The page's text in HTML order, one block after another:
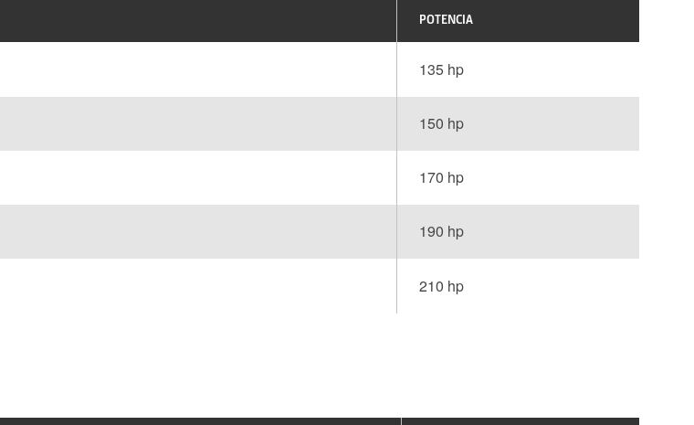
POTENCIA
135 hp
150 hp
170 hp
190 hp
210 hp